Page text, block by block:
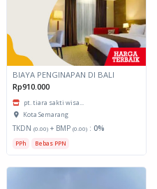
BIAYA PENGINAPAN DI BALI
Rp910.000
pt. tiara sakti wisa...
Kota Semarang
TKDN (0.00) + BMP (0.00) : 0%
PPh Bebas PPN